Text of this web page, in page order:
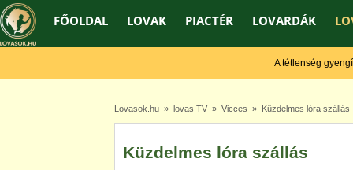
FŐOLDAL LOVAK PIACTÉR LOVARDÁK
A tétlenség
Lovasok.hu» lovas TV» Vicces » Küzdelmes lóra szállás
Küzdelmes lóra szállás